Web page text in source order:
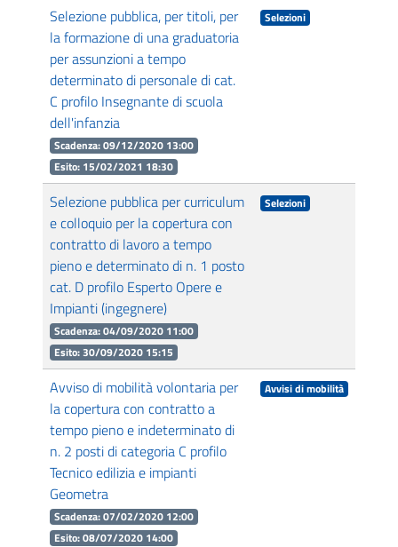
Selezione pubblica, per titoli, per
la formazione di una graduatoria
per assunzioni a tempo
determinato di personale di cat.
C profilo Insegnante di scuola
dell'infanzia
Scadenza: 09/12/2020 13:00
Esito: 15/02/2021 18:30
Selezioni
Selezione pubblica per curriculum
e colloquio per la copertura con
contratto di lavoro a tempo
pieno e determinato di n. 1 posto
cat. D profilo Esperto Opere e
Impianti (ingegnere)
Scadenza: 04/09/2020 11:00
Esito: 30/09/2020 15:15
Selezioni
Avviso di mobilità volontaria per
la copertura con contratto a
tempo pieno e indeterminato di
n. 2 posti di categoria C profilo
Tecnico edilizia e impianti
Geometra
Scadenza: 07/02/2020 12:00
Esito: 08/07/2020 14:00
Avvisi di mobilità